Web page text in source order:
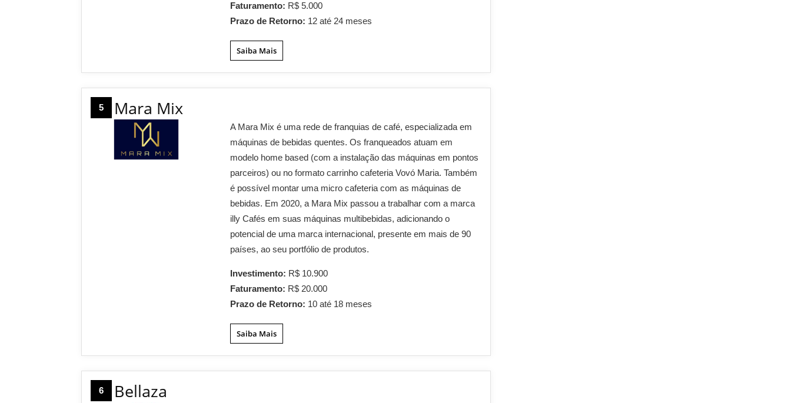
Faturamento: R$ 5.000
Prazo de Retorno: 12 até 24 meses
Saiba Mais
5 Mara Mix
A Mara Mix é uma rede de franquias de café, especializada em
máquinas de bebidas quentes. Os franqueados atuam em
modelo home based (com a instalação das máquinas em pontos
parceiros) ou no formato carrinho cafeteria Vovó Maria. Também
é possível montar uma micro cafeteria com as máquinas de
bebidas. Em 2020, a Mara Mix passou a trabalhar com a marca
illy Cafés em suas máquinas multibebidas, adicionando o
potencial de uma marca internacional, presente em mais de 90
países, ao seu portfólio de produtos.
Investimento: R$ 10.900
Faturamento: R$ 20.000
Prazo de Retorno: 10 até 18 meses
Saiba Mais
6 Bellaza